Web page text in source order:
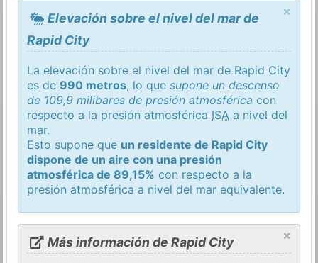
×
Elevación sobre el nivel del mar de
Rapid City
La elevación sobre el nivel del mar de Rapid City
es de990 metros, lo quesupone un descenso
de 109,9 milibares de presión atmosférica con
respecto a la presión atmosférica ISA a nivel del
mar.
Esto supone que un residente de Rapid City
dispone de un aire con una presión
atmosférica de 89,15% con respecto a la
presión atmosférica a nivel del mar equivalente.
×
Más información de Rapid City